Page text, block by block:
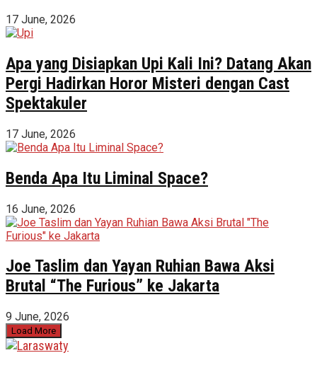
17 June, 2026
Apa yang Disiapkan Upi Kali Ini? Datang Akan
Pergi Hadirkan Horor Misteri dengan Cast
Spektakuler
17 June, 2026
Benda Apa Itu Liminal Space?
16 June, 2026
Joe Taslim dan Yayan Ruhian Bawa Aksi
Brutal “The Furious” ke Jakarta
9 June, 2026
Load More